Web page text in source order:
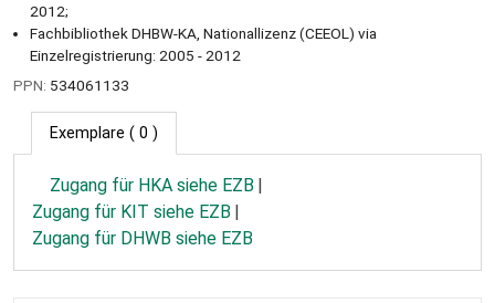
2012;
Fachbibliothek DHBW-KA, Nationallizenz (CEEOL) via
Einzelregistrierung: 2005 - 2012
PPN: 534061133
Exemplare ( 0 )
Zugang für HKA siehe EZB
Zugang für KIT siehe EZB
Zugang für DHWB siehe EZB